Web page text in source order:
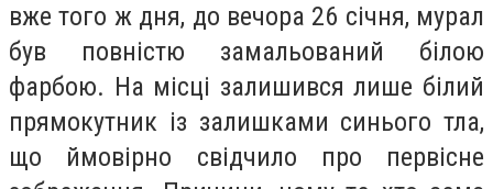
вже того ж дня, до вечора 26 січня, мурал
був повністю замальований білою
фарбою. На місці залишився лише білий
прямокутник із залишками синього тла,
що ймовірно свідчило про первісне